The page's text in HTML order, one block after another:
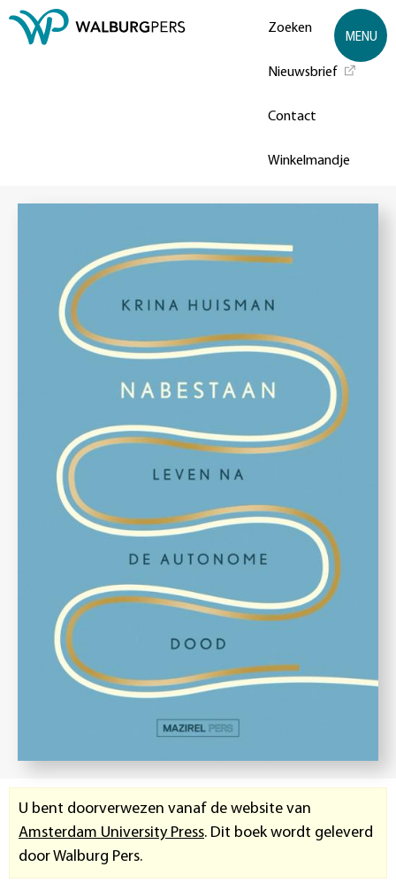
Zoeken
Nieuwsbrief
Contact
Winkelmandje
MENU
U bent doorverwezen vanaf de website van
Amsterdam University Press. Dit boek wordt geleverd
door Walburg Pers.